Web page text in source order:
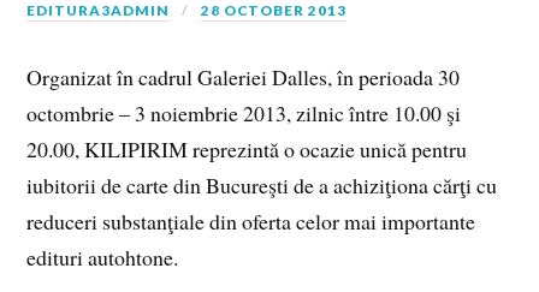
EDITURA3ADMIN 28 OCTOBER 2013
Organizat în cadrul Galeriei Dalles, în perioada 30
octombrie – 3 noiembrie 2013, zilnic între 10.00 şi
20.00, KILIPIRIM reprezintă o ocazie unică pentru
iubitorii de carte din Bucureşti de a achiziţiona cărţi cu
reduceri substanţiale din oferta celor mai importante
edituri autohtone.